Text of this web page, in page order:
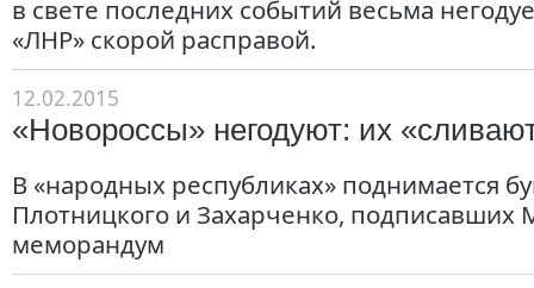
в свете последних событий весьма
«ЛНР» скорой расправой.
12.02.2015
«Новороссы» негодуют: их
В «народных республиках» поднимается
Плотницкого и Захарченко, подписавших
меморандум